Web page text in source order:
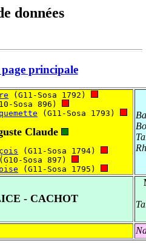
données
principale
(G11-Sosa 1792)
Sosa 896)
(G11-Sosa 1793)
Claude
(G11-Sosa 1794)
Sosa 897)
(G11-Sosa 1795)
- CACHOT